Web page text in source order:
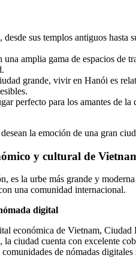
sus templos antiguos
una amplia gama de espacios de
grande, vivir en Hanói es
perfecto para los amantes de
la emoción de una gran
y cultural de
la urbe más grande y
una comunidad internacional.
digital
económica de Vietnam,
ciudad cuenta con excelente
de nómadas